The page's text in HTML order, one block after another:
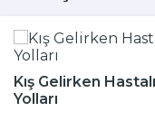
Kış Gelirken
Yolları